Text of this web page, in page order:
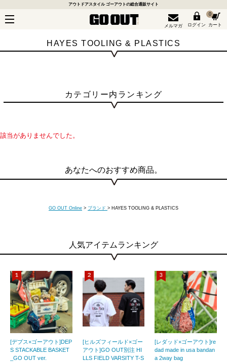
アウトドアスタイル ゴーアウトの総合通販サイト
メルマガ ログイン
0
カート
HAYES TOOLING & PLASTICS
カテゴリー内ランキング
該当がありませんでした。
あなたへのおすすめ商品。
GO OUT Online > ブランド > HAYES TOOLING & PLASTICS
人気アイテムランキング
[デプス×ゴーアウト]DEP
S STACKABLE BASKET
_GO OUT ver.
[ヒルズフィールド×ゴー
アウト]GO OUT別注 HI
LLS FIELD VARSITY T-S
[レダッド×ゴーアウト]re
dad made in usa bandan
a 2way bag